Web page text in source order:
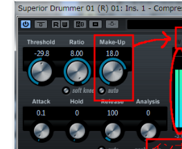
レ
ー
ヤ